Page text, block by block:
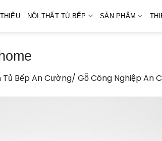
NỘI THẤT TỦ BẾP SẢN PHẨM
Tủ Bếp An Cường/ Gỗ Công Nghiệp An